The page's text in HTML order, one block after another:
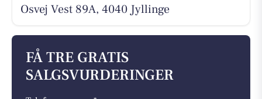
Osvej Vest 89A, 4040 Jyllinge
FÅ TRE GRATIS
SALGSVURDERINGER